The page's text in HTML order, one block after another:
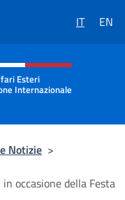
IT EN
e menù
Esteri
Internazionale
Notizie >
occasione della Festa